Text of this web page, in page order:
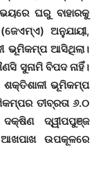
ଘରୁ ବାହାରକୁ
ଅନୁଯାୟୀ,
ଭୂମିକମ୍ପ ଆସିଥିଲା।
ସୁନାମି ବିପଦ ନାହିଁ।
ଶକ୍ତିଶାଳୀ ଭୂମିକମ୍ପ
ତୀବ୍ରତା ୬.୦
ଦ୍ୱୀପପୁଞ୍ଜ
ଆଖପାଖ ଉପକୂଳରେ